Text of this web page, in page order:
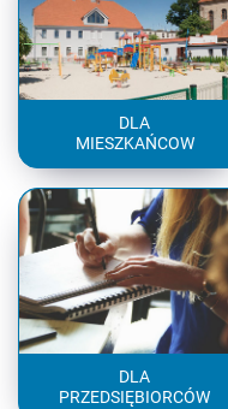
DLA
MIESZKAŃCOW
DLA
PRZEDSIĘBIORCÓW